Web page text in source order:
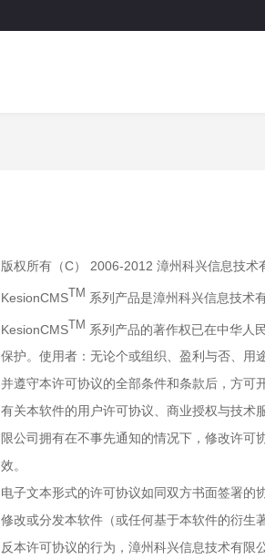
版权所有（C） 2006-2012 漳州科兴信息技术
KesionCMSTM 系列产品是漳州科兴信息技术
KesionCMSTM 系列产品的著作权已在中华人
保护。使用者：无论个或组织、盈利与否、用
并遵守本许可协议的全部条件和条款后，方可
有关本软件的用户许可协议、商业授权与技术
限公司拥有在不事先通知的情况下，修改许
效。
电子文本形式的许可协议如同双方书面签署的
修改或分发本软件（或任何基于本软件的衍生
反本许可协议的行为，漳州科兴信息技术有限